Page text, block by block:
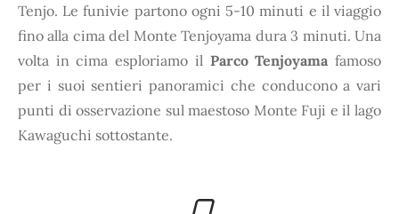
Tenjo. Le funivie partono ogni 5-10 minuti e il viaggio
fino alla cima del Monte Tenjoyama dura 3 minuti. Una
volta in cima esploriamo il Parco Tenjoyama famoso
per i suoi sentieri panoramici che conducono a vari
punti di osservazione sul maestoso Monte Fuji e il lago
Kawaguchi sottostante.